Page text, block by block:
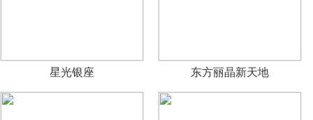
星光银座 东方丽晶新天地